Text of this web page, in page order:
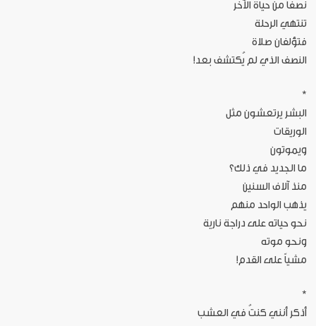
نصفاً من حياة الآخر
تنتهي الرحلة
فتؤلفان صلاة
النصف الذي لم يُكتشف بعد!
*
البشر يرتعشون مثل
الوريقات
ويموتون
ما الجديد في ذلك؟
منذ آلاف السنين
يذهب الواحد منهم
نحو حياته على دراجة نارية
ونحو موته
مشياً على القدم!
*
أذكر أنني كنتُ في العشب